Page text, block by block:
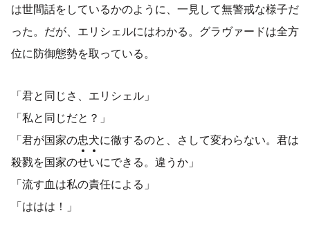
は世間話をしているかのように、一見して無警戒な様子だ
った。だが、エリシェルにはわかる。グラヴァードは全方
位に防御態勢を取っている。
「君と同じさ、エリシェル」
「私と同じだと？」
「君が国家の忠犬に徹するのと、さして変わらない。君は
殺戮を国家のせいにできる。違うか」
「流す血は私の責任による」
「ははは！」